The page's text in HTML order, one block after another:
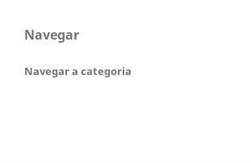
Navegar
Navegar a categoria